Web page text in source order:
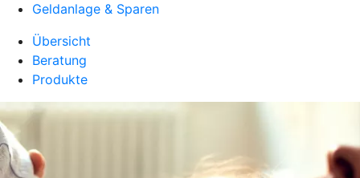
Geldanlage & Sparen
Übersicht
Beratung
Produkte